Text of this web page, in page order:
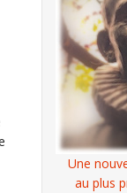
Une
au plus